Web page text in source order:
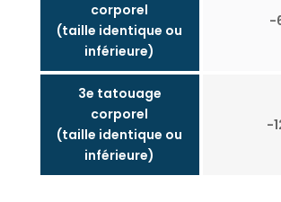
corporel
(taille identique ou
inférieure)
3e tatouage
corporel
(taille identique ou
inférieure)
-
-